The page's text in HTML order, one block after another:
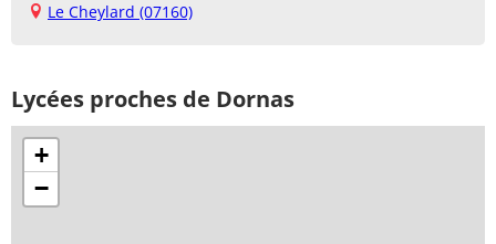
Le Cheylard (07160)
Lycées proches de Dornas
+
−